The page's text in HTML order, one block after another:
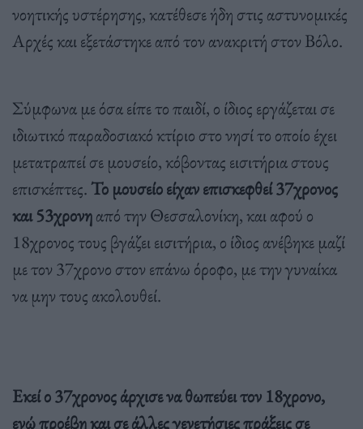
νοητικής υστέρησης, κατέθεσε ήδη στις αστυνομικές
Αρχές και εξετάστηκε από τον ανακριτή στον Βόλο.
Σύμφωνα με όσα είπε το παιδί, ο ίδιος εργάζεται σε
ιδιωτικό παραδοσιακό κτίριο στο νησί το οποίο έχει
μετατραπεί σε μουσείο, κόβοντας εισιτήρια στους
επισκέπτες. Το μουσείο είχαν επισκεφθεί 37χρονος
και 53χρονηαπό την Θεσσαλονίκη, και αφού ο
18χρονος τους βγάζει εισιτήρια, ο ίδιος ανέβηκε μαζί
με τον 37χρονο στον επάνω όροφο, με την γυναίκα
να μην τους ακολουθεί.
Εκεί ο 37χρονος άρχισε να θωπεύει τον 18χρονο,
ενώ προέβη και σε άλλες γενετήσιες πράξεις σε